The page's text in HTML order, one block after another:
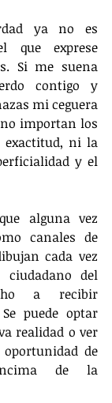
ya no es
que exprese
Si me suena
contigo y
mi ceguera
importan los
exactitud, ni la
y el
alguna vez
canales de
cada vez
del
a recibir
puede optar
realidad o ver
de
de la